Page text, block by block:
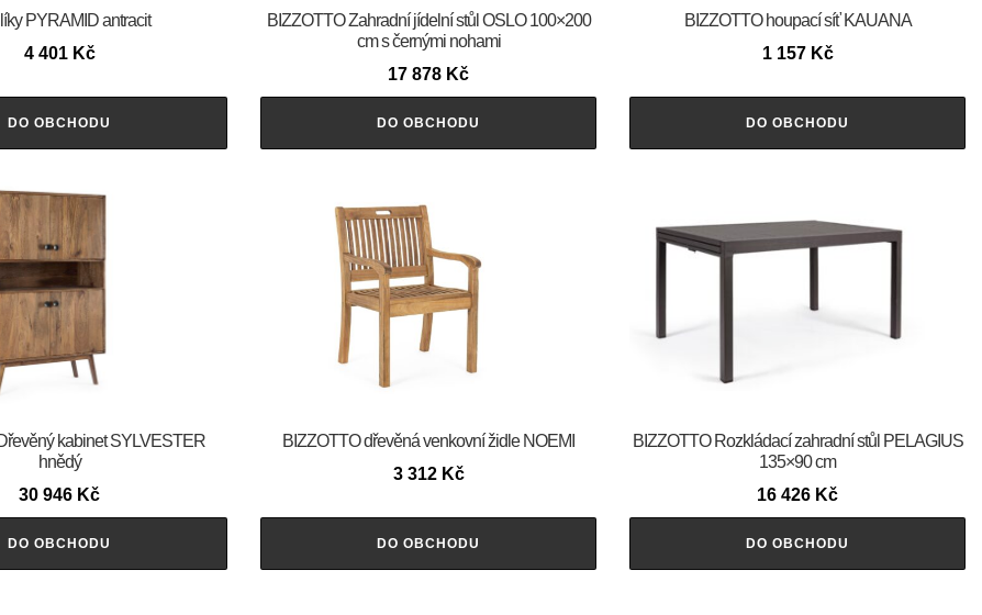
PYRAMID antracit
4 401 Kč
DO OBCHODU
BIZZOTTO Zahradní jídelní stůl OSLO 100×200
cm s černými nohami
17 878 Kč
DO OBCHODU
BIZZOTTO houpací síť KAUANA
1 157 Kč
DO OBCHODU
kabinet SYLVESTER
hnědý
30 946 Kč
DO OBCHODU
BIZZOTTO dřevěná venkovní židle NOEMI
3 312 Kč
DO OBCHODU
BIZZOTTO Rozkládací zahradní stůl PELAGIUS
135×90 cm
16 426 Kč
DO OBCHODU